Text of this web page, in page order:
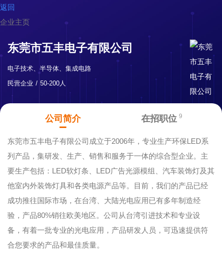
返回
企业主页
东莞市五丰电子有限公司
电子技术、半导体、集成电路
民营企业
50-200人
公司简介 在招职位 9
东莞市五丰电子有限公司成立于2006年，专业生产环保LED系
列产品，集研发、生产、销售和服务于一体的综合型企业。主
要生产包括：LED软灯条、LED广告光源模组、汽车装饰灯及其
他室内外装饰灯具和各类电源产品等。目前，我们的产品已经
成功推往国际市场，在台湾、大陆光电应用已有多年制造经
验，产品80%销往欧美地区。公司从台湾引进技术和专业设
备，有着一批专业的光电应用，产品研发人员，可迅速提供符
合您要求的产品和最佳质量。